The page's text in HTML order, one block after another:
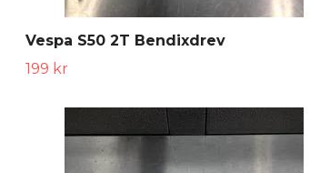
Vespa S50 2T Bendixdrev
199 kr